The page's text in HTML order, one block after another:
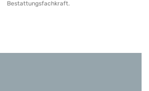
Bestattungsfachkraft.